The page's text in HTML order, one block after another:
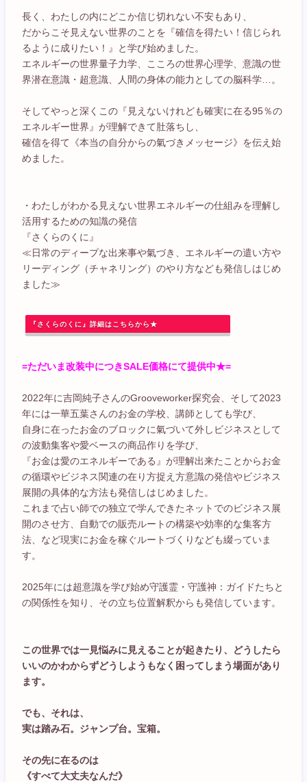
長く、わたしの内にどこか信じ切れない不安もあり、
だからこそ見えない世界のことを『確信を得たい！信じられ
るように成りたい！』と学び始めました。
エネルギーの世界量子力学、こころの世界心理学、意識の世
界潜在意識・超意識、人間の身体の能力としての脳科学…。
そしてやっと深くこの『見えないけれども確実に在る95％の
エネルギー世界』が理解できて肚落ちし、
確信を得て《本当の自分からの氣づきメッセージ》を伝え始
めました。
・わたしがわかる見えない世界エネルギーの仕組みを理解し
活用するための知識の発信
『さくらのくに』
≪日常のディープな出来事や氣づき、エネルギーの遣い方や
リーディング（チャネリング）のやり方なども発信しはじめ
ました≫
『さくらのくに』詳細はこちらから★
=ただいま改装中につきSALE価格にて提供中★=
2022年に吉岡純子さんのGrooveworker探究会、そして2023
年には一華五葉さんのお金の学校、講師としても学び、
自身に在ったお金のブロックに氣づいて外しビジネスとして
の波動集客や愛ベースの商品作りを学び、
『お金は愛のエネルギーである』が理解出来たことからお金
の循環やビジネス関連の在り方捉え方意識の発信やビジネス
展開の具体的な方法も発信しはじめました。
これまで占い師での独立で学んできたネットでのビジネス展
開のさせ方、自動での販売ルートの構築や効率的な集客方
法、など現実にお金を稼ぐルートづくりなども綴っていま
す。
2025年には超意識を学び始め守護霊・守護神：ガイドたちと
の関係性を知り、その立ち位置解釈からも発信しています。
この世界では一見悩みに見えることが起きたり、どうしたら
いいのかわからずどうしようもなく困ってしまう場面があり
ます。
でも、それは、
実は踏み石。ジャンプ台。宝箱。
その先に在るのは
《すべて大丈夫なんだ》